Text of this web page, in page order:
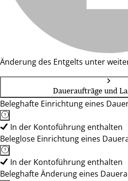
Änderung des Entgelts unter
Daueraufträge und
Beleghafte Einrichtung eines
In der Kontoführung enthalten
Beleglose Einrichtung eines
In der Kontoführung enthalten
Beleghafte Änderung eines